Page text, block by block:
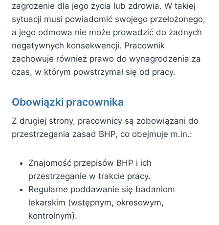
zagrożenie dla jego życia lub zdrowia. W takiej
sytuacji musi powiadomić swojego przełożonego,
a jego odmowa nie może prowadzić do żadnych
negatywnych konsekwencji. Pracownik
zachowuje również prawo do wynagrodzenia za
czas, w którym powstrzymał się od pracy.
Obowiązki pracownika
Z drugiej strony, pracownicy są zobowiązani do
przestrzegania zasad BHP, co obejmuje m.in.:
Znajomość przepisów BHP i ich
przestrzeganie w trakcie pracy.
Regularne poddawanie się badaniom
lekarskim (wstępnym, okresowym,
kontrolnym).